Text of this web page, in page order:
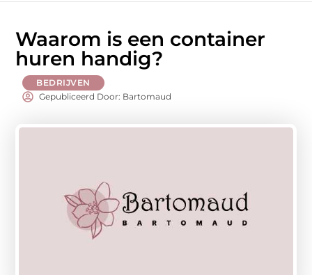
Waarom is een container
huren handig?
BEDRIJVEN
Gepubliceerd Door: Bartomaud